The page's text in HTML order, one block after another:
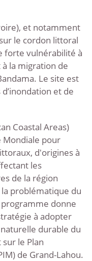
et notamment
le cordon littoral
forte vulnérabilité à
la migration de
Le site est
et de
Coastal Areas)
Mondiale pour
d'origines à
les
de la région
la problématique du
donne
à adopter
durable du
le Plan
de Grand-Lahou.